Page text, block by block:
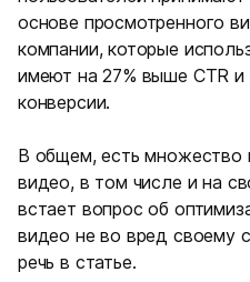
основе просмотренного
компании, которые
имеют на 27% выше CTR
конверсии.
В общем, есть множество
видео, в том числе и на
встает вопрос об
видео не во вред своему
речь в статье.